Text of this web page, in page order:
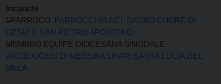
Incarichi
#PARROCO
PARROCCHIA DEL SACRO CUORE DI
GESU’ E SAN PIETRO APOSTOLO
MEMBRO EQUIPE DIOCESANA SINODALE
ARCIDIOCESI DI MESSINA LIPARI SANTA LUCIA DEL
MELA